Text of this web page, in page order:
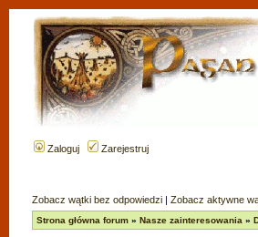
Zaloguj Zarejestruj
Zobacz wątki bez odpowiedzi | Zobacz aktywne
Strona główna forum » Nasze zainteresowania »